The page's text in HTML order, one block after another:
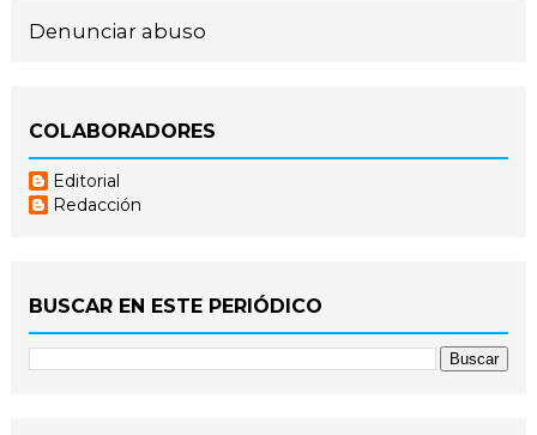
Denunciar abuso
COLABORADORES
Editorial
Redacción
BUSCAR EN ESTE PERIÓDICO